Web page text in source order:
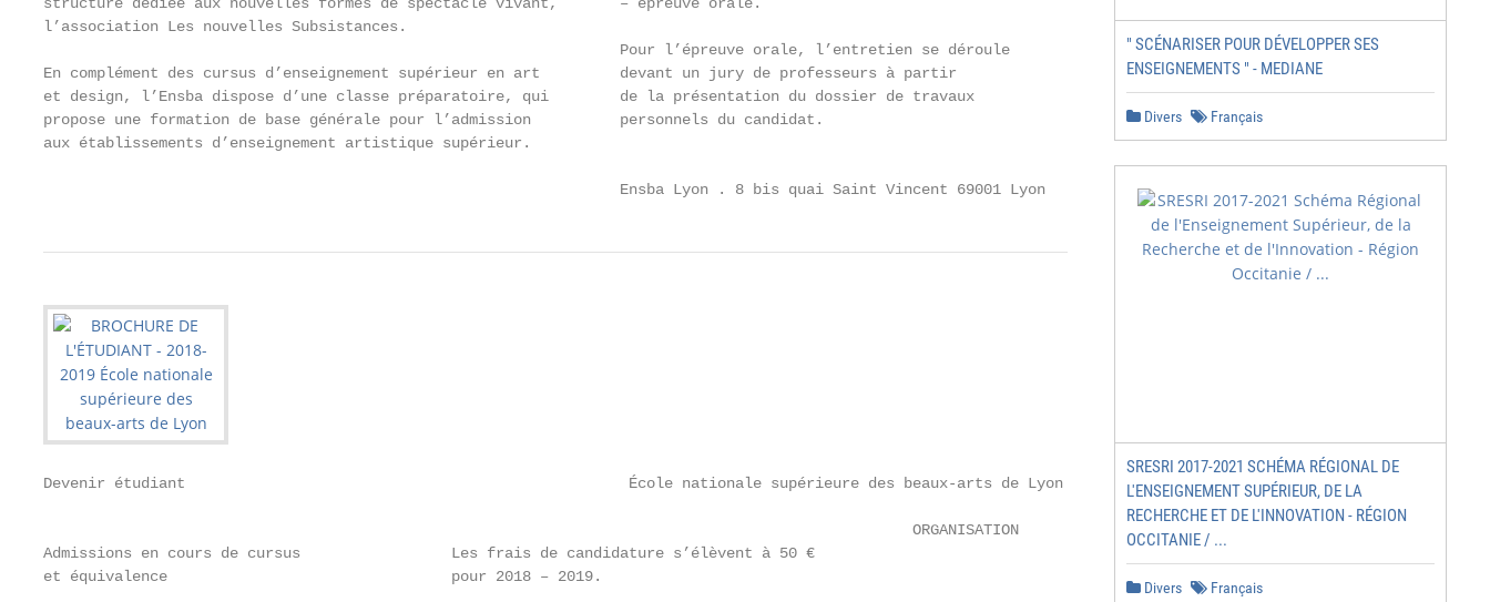
l’association Les nouvelles Subsistances.
                                                                 Pour l’épreuve orale, l’entretien se déroule
En complément des cursus d’enseignement supérieur en art         devant un jury de professeurs à partir
et design, l’Ensba dispose d’une classe préparatoire, qui        de la présentation du dossier de travaux
propose une formation de base générale pour l’admission          personnels du candidat.
aux établissements d’enseignement artistique supérieur.
                                                                 Ensba Lyon . 8 bis quai Saint Vincent 69001 Lyon              3
Devenir étudiant                                                  École nationale supérieure des beaux-arts de Lyon      .    2018 – 2019
                                                                                                  ORGANISATION
Admissions en cours de cursus                 Les frais de candidature s’élèvent à 50 €
et équivalence                                pour 2018 – 2019.
" SCÉNARISER POUR DÉVELOPPER SES
ENSEIGNEMENTS " - MEDIANE
Divers Français
SRESRI 2017-2021 SCHÉMA RÉGIONAL DE
L'ENSEIGNEMENT SUPÉRIEUR, DE LA
RECHERCHE ET DE L'INNOVATION - RÉGION
OCCITANIE / ...
Divers Français